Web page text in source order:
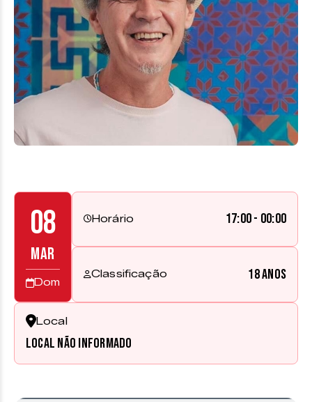
08
MAR
Dom
Horário 17:00 - 00:00
Classificação 18 anos
Local
Local não informado